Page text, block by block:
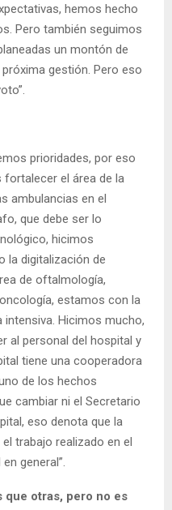
hemos hecho
Pero también seguimos
un montón de
gestión. Pero eso
prioridades, por eso
el área de la
ambulancias en el
que debe ser lo
hicimos
la digitalización de
de oftalmología,
estamos con la
intensiva. Hicimos mucho,
al personal del hospital y
tiene una cooperadora
de los hechos
cambiar ni el Secretario
eso denota que la
trabajo realizado en el
general”.
que otras, pero no es